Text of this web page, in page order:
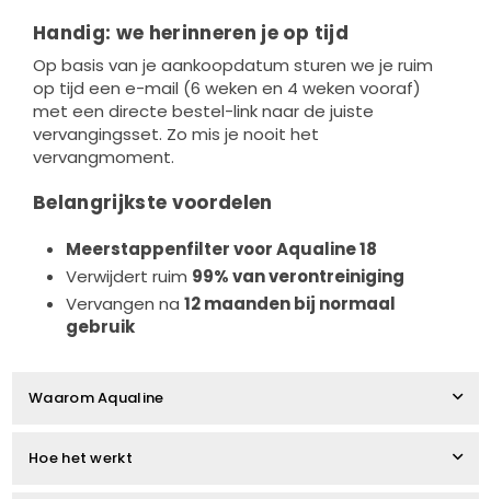
Handig: we herinneren je op tijd
Op basis van je aankoopdatum sturen we je ruim
op tijd een e-mail (6 weken en 4 weken vooraf)
met een directe bestel-link naar de juiste
vervangingsset. Zo mis je nooit het
vervangmoment.
Belangrijkste voordelen
Meerstappenfilter voor Aqualine 18
Verwijdert ruim 99% van verontreiniging
Vervangen na 12 maanden bij normaal
gebruik
Waarom Aqualine
Hoe het werkt